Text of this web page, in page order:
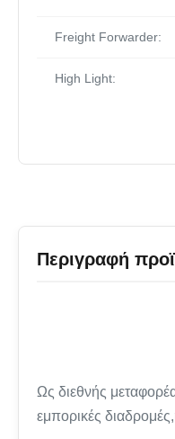
Freight Forwarder:
High Light:
Περιγραφή
Ως διεθνής
εμπορικές